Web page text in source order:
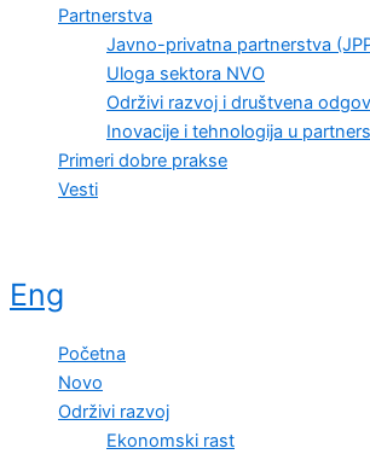
Partnerstva
Javno-privatna partnerstva
Uloga sektora NVO
Održivi razvoj i društvena
Inovacije i tehnologija u
Primeri dobre prakse
Vesti
Eng
Početna
Novo
Održivi razvoj
Ekonomski rast